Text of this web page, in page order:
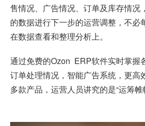
售情况、广告情况、订单及库存情况
的数据进行下一步的运营调整，不必
在数据查看和整理分析上。
通过免费的Ozon ERP软件实时掌握
订单处理情况，智能广告系统，更高
多款产品，运营人员讲究的是“运筹